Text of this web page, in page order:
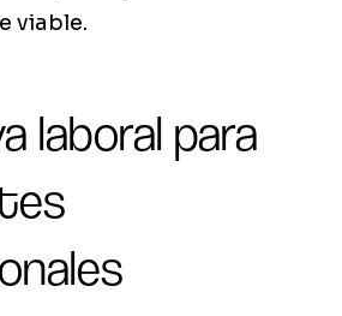
viable.
laboral para